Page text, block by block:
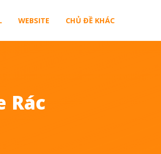
WEBSITE CHỦ ĐỀ KHÁC
Rác